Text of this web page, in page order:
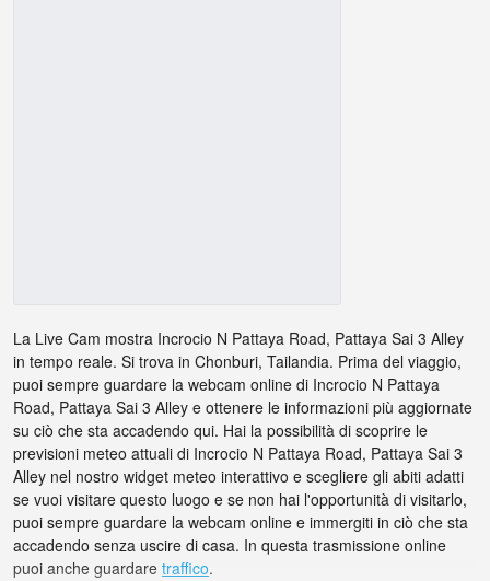
La Live Cam mostra Incrocio N Pattaya Road, Pattaya Sai 3 Alley
in tempo reale. Si trova in Chonburi, Tailandia. Prima del viaggio,
puoi sempre guardare la webcam online di Incrocio N Pattaya
Road, Pattaya Sai 3 Alley e ottenere le informazioni più aggiornate
su ciò che sta accadendo qui. Hai la possibilità di scoprire le
previsioni meteo attuali di Incrocio N Pattaya Road, Pattaya Sai 3
Alley nel nostro widget meteo interattivo e scegliere gli abiti adatti
se vuoi visitare questo luogo e se non hai l'opportunità di visitarlo,
puoi sempre guardare la webcam online e immergiti in ciò che sta
accadendo senza uscire di casa. In questa trasmissione online
puoi anche guardare traffico.